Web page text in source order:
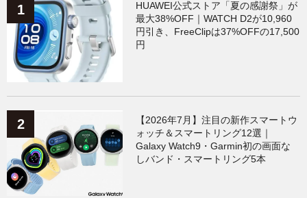
HUAWEI公式ストア「夏の感謝祭」が
最大38%OFF｜WATCH D2が10,960
円引き、FreeClipは37%OFFの17,500
円
【2026年7月】注目の新作スマートウ
ォッチ＆スマートリング12選｜
Galaxy Watch9・Garmin初の画面な
しバンド・スマートリング5本